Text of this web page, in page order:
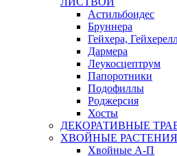
Астильбоидес
Бруннера
Гейхера,
Дармера
Леукосцептрум
Папоротники
Подофиллы
Роджерсия
Хосты
ДЕКОРАТИВНЫЕ
ХВОЙНЫЕ РАСТЕНИЯ
Хвойные А-П